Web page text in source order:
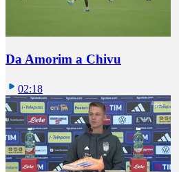
Da Amorim a Chivu
02:18